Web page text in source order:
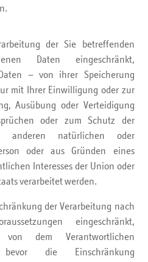
der Sie betreffenden
Daten eingeschränkt,
– von ihrer Speicherung
mit Ihrer Einwilligung oder zur
Ausübung oder Verteidigung
oder zum Schutz der
anderen natürlichen oder
oder aus Gründen eines
Interesses der Union oder
verarbeitet werden.
der Verarbeitung nach
eingeschränkt,
dem Verantwortlichen
bevor die Einschränkung